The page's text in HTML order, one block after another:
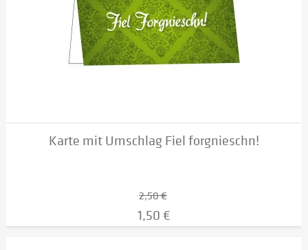
Karte mit Umschlag Fiel forgnieschn!
2,50 €
1,50 €